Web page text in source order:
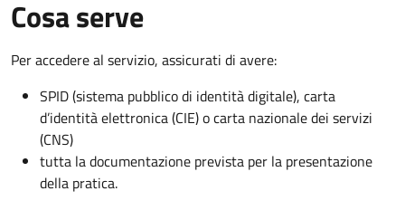
Cosa serve
Per accedere al servizio, assicurati di avere:
SPID (sistema pubblico di identità digitale), carta
d’identità elettronica (CIE) o carta nazionale dei servizi
(CNS)
tutta la documentazione prevista per la presentazione
della pratica.